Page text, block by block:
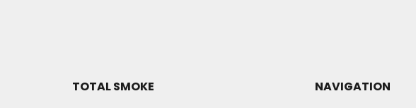
TOTAL SMOKE NAVIGATION